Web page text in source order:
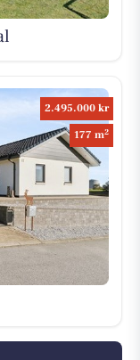
2.495.000 kr
177 m2